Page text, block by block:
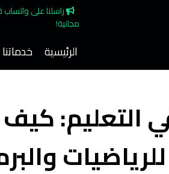
الرئيسية خدماتنا
التعليم: كيف